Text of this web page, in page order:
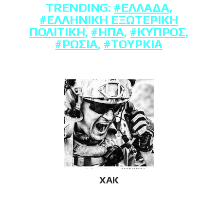
TRENDING: #ΕΛΛΆΔΑ,
#ΕΛΛΗΝΙΚΉ ΕΞΩΤΕΡΙΚΉ
ΠΟΛΙΤΙΚΉ, #ΗΠΑ, #ΚΎΠΡΟΣ,
#ΡΩΣΊΑ, #ΤΟΥΡΚΊΑ
XAK